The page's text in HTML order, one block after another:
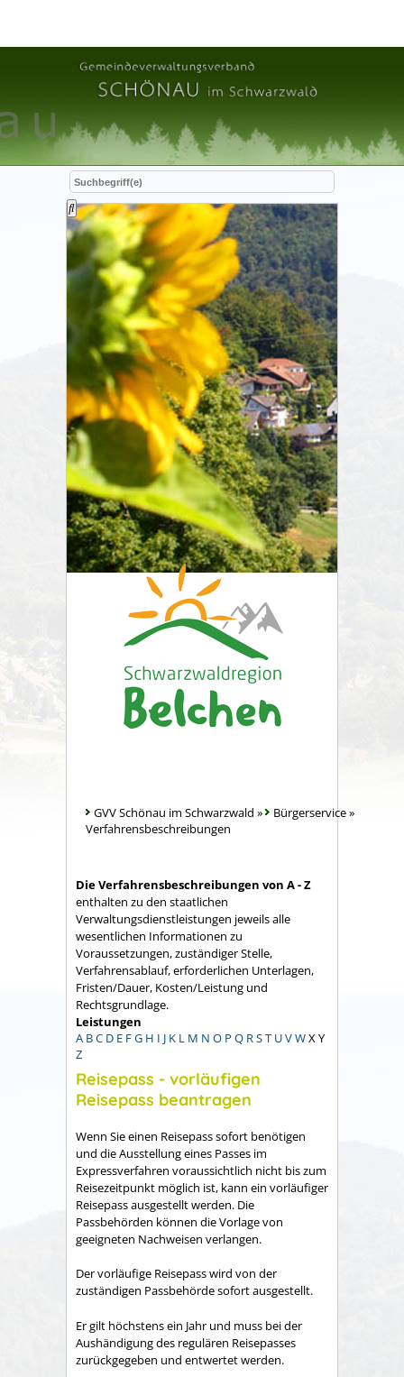
GVV Schönau im Schwarzwald » Bürgerservice»
Verfahrensbeschreibungen
Die Verfahrensbeschreibungen von A - Z
enthalten zu den staatlichen
Verwaltungsdienstleistungen jeweils alle
wesentlichen Informationen zu
Voraussetzungen, zuständiger Stelle,
Verfahrensablauf, erforderlichen Unterlagen,
Fristen/Dauer, Kosten/Leistung und
Rechtsgrundlage.
Leistungen
A BC D E FG H I J K L M N O P Q RST UVWX Y
Z
Reisepass - vorläufigen
Reisepass beantragen
Wenn Sie einen Reisepass sofort benötigen
und die Ausstellung eines Passes im
Expressverfahren voraussichtlich nicht bis zum
Reisezeitpunkt möglich ist, kann ein vorläufiger
Reisepass ausgestellt werden. Die
Passbehörden können die Vorlage von
geeigneten Nachweisen verlangen.
Der vorläufige Reisepass wird von der
zuständigen Passbehörde sofort ausgestellt.
Er gilt höchstens ein Jahr und muss bei der
Aushändigung des regulären Reisepasses
zurückgegeben und entwertet werden.